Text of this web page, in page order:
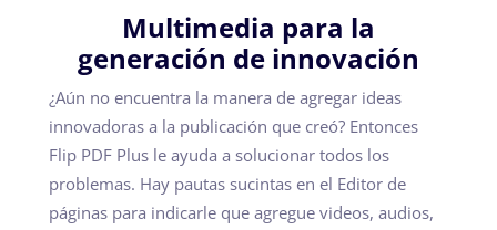
Multimedia para la
generación de innovación
¿Aún no encuentra la manera de agregar ideas
innovadoras a la publicación que creó? Entonces
Flip PDF Plus le ayuda a solucionar todos los
problemas. Hay pautas sucintas en el Editor de
páginas para indicarle que agregue videos, audios,